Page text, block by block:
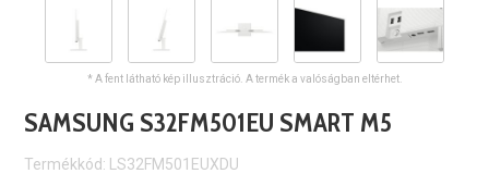
* A fent látható kép illusztráció. A termék a valóságban eltérhet.
SAMSUNG S32FM501EU SMART M5
Termékkód: LS32FM501EUXDU